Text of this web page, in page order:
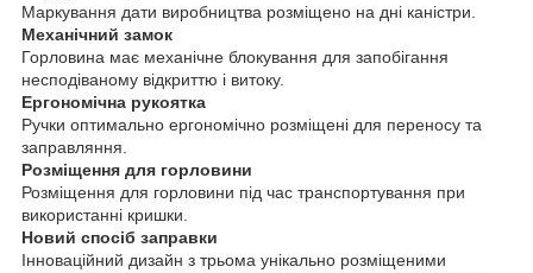
Маркування дати виробництва розміщено на дні каністри.
Механічний замок
Горловина має механічне блокування для запобігання
несподіваному відкриттю і витоку.
Ергономічна рукоятка
Ручки оптимально ергономічно розміщені для переносу та
заправляння.
Розміщення для горловини
Розміщення для горловини під час транспортування при
використанні кришки.
Новий спосіб заправки
Інноваційний дизайн з трьома унікально розміщеними